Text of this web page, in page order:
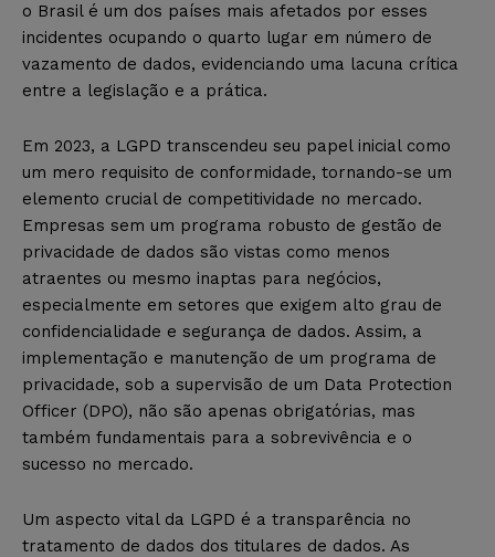
o Brasil é um dos países mais afetados por esses
incidentes ocupando o quarto lugar em número de
vazamento de dados, evidenciando uma lacuna crítica
entre a legislação e a prática.
Em 2023, a LGPD transcendeu seu papel inicial como
um mero requisito de conformidade, tornando-se um
elemento crucial de competitividade no mercado.
Empresas sem um programa robusto de gestão de
privacidade de dados são vistas como menos
atraentes ou mesmo inaptas para negócios,
especialmente em setores que exigem alto grau de
confidencialidade e segurança de dados. Assim, a
implementação e manutenção de um programa de
privacidade, sob a supervisão de um Data Protection
Officer (DPO), não são apenas obrigatórias, mas
também fundamentais para a sobrevivência e o
sucesso no mercado.
Um aspecto vital da LGPD é a transparência no
tratamento de dados dos titulares de dados. As